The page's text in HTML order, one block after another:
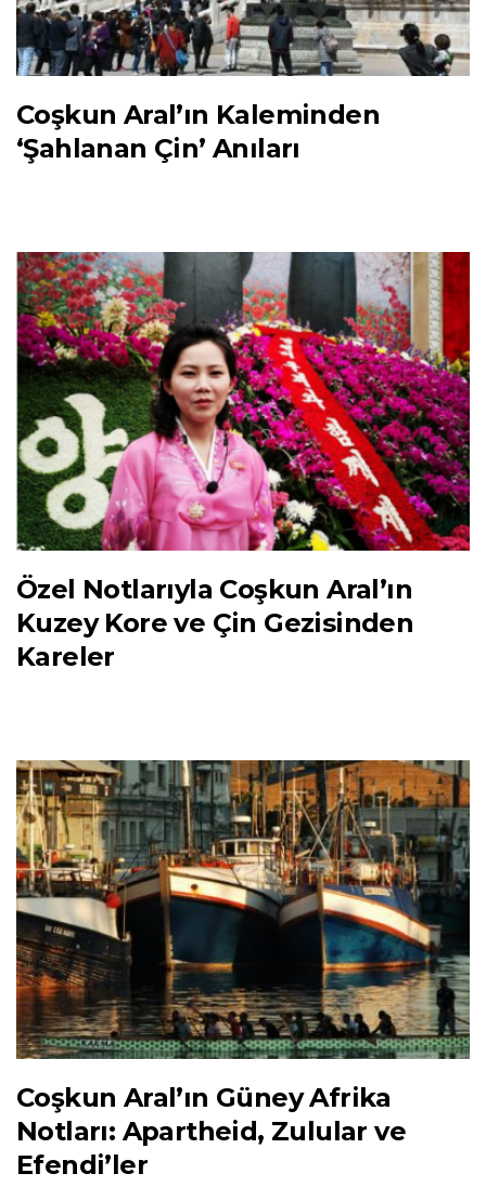
Coşkun Aral’ın Kaleminden
‘Şahlanan Çin’ Anıları
Özel Notlarıyla Coşkun Aral’ın
Kuzey Kore ve Çin Gezisinden
Kareler
Coşkun Aral’ın Güney Afrika
Notları: Apartheid, Zulular ve
Efendi’ler